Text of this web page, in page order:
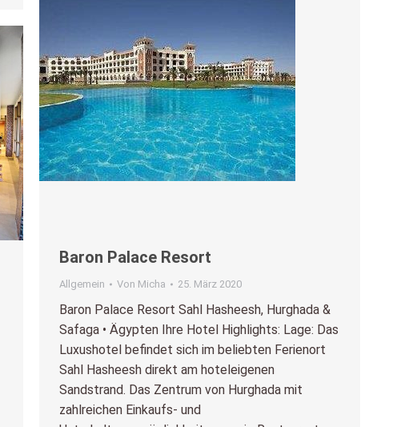
Baron Palace Resort
Allgemein Von Micha 25. März 2020
Baron Palace Resort Sahl Hasheesh, Hurghada &
Safaga • Ägypten Ihre Hotel Highlights: Lage: Das
Luxushotel befindet sich im beliebten Ferienort
Sahl Hasheesh direkt am hoteleigenen
Sandstrand. Das Zentrum von Hurghada mit
zahlreichen Einkaufs- und